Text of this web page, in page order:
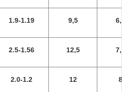
1.9-1.19 9,5
2.5-1.56 12,5
2.0-1.2 12 8